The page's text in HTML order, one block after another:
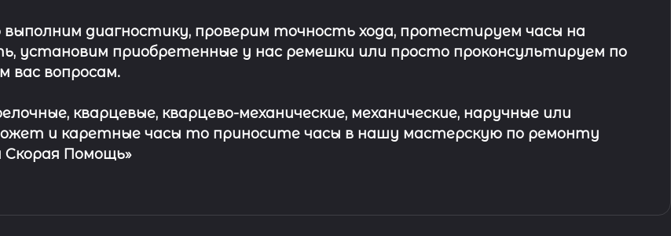
диагностику, проверим точность хода, протестируем часы на
установим приобретенные у нас ремешки или просто проконсультируем по
вас вопросам.
кварцевые, кварцево-механические, механические, наручные или
и каретные часы то приносите часы в нашу мастерскую по ремонту
Скорая Помощь»